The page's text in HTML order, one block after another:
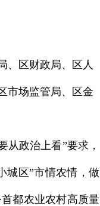
区财政局、区人
市场监管局、区金
从政治上看”要求，
城区”市情农情，做
都农业农村高质量